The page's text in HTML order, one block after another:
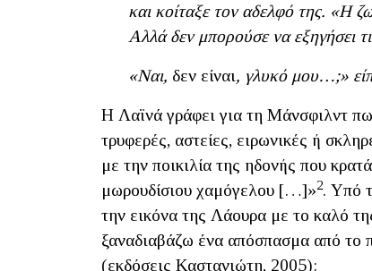
και κοίταξε τον αδελφό της. «Η
Αλλά δεν μπορούσε να εξηγήσει
«Ναι, δεν είναι, γλυκό μου…;»
Η Λαϊνά γράφει για τη Μάνσφιλντ
τρυφερές, αστείες, ειρωνικές ή
με την ποικιλία της ηδονής που
μωρουδίσιου χαμόγελου […]»2. Υπό
την εικόνα της Λάουρα με το καλό
ξαναδιαβάζω ένα απόσπασμα από το
(εκδόσεις Καστανιώτη, 2005):